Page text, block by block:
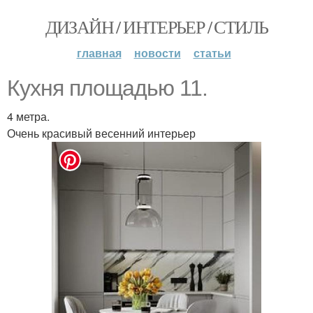
ДИЗАЙН / ИНТЕРЬЕР / СТИЛЬ
главная новости статьи
Кухня площадью 11.
4 метра.
Очень красивый весенний интерьер